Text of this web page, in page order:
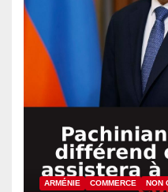
ARMÉNIE COMMERCE NON